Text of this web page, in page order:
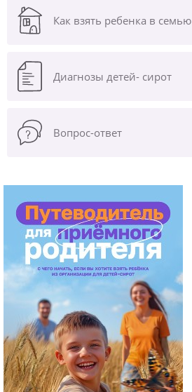
Как взять ребенка в семью
Диагнозы детей- сирот
Вопрос-ответ